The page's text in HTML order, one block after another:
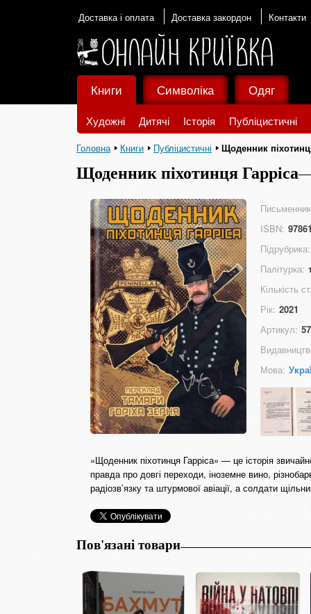
Доставка і оплата Доставка закордон Контакти
Книги
Художні Дитячі Історія Публіцистичні
Символіка Одяг
Головна Книги Публіцистичні Щоденник
Щоденник піхотинця Гарріса
ISBN:
Підрубрика:
Палітурка:
Кількість
Рік: 2021
Артикул:
Мова:
«Щоденник піхотинця Гарріса» — це історія
правда про довгі переходи, іноземне вино,
радіозв’язку та штурмової авіації, а солдати
Пов'язані товари